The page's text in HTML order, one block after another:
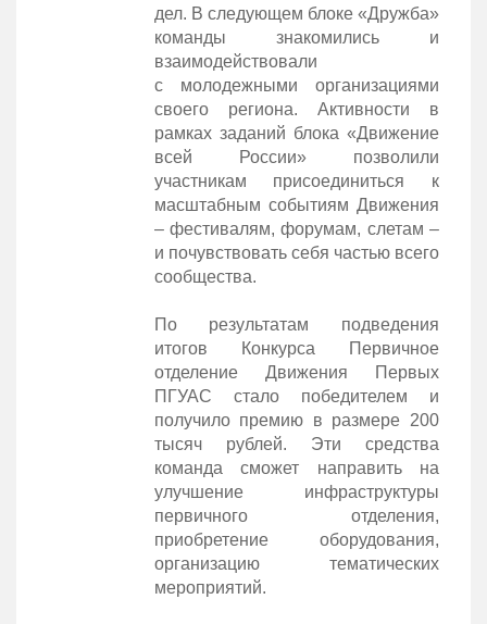
дел. В следующем блоке «Дружба»
команды знакомились и
взаимодействовали
с молодежными организациями
своего региона. Активности в
рамках заданий блока «Движение
всей России» позволили
участникам присоединиться к
масштабным событиям Движения
– фестивалям, форумам, слетам –
и почувствовать себя частью всего
сообщества.
По результатам подведения
итогов Конкурса Первичное
отделение Движения Первых
ПГУАС стало победителем и
получило премию в размере 200
тысяч рублей. Эти средства
команда сможет направить на
улучшение инфраструктуры
первичного отделения,
приобретение оборудования,
организацию тематических
мероприятий.